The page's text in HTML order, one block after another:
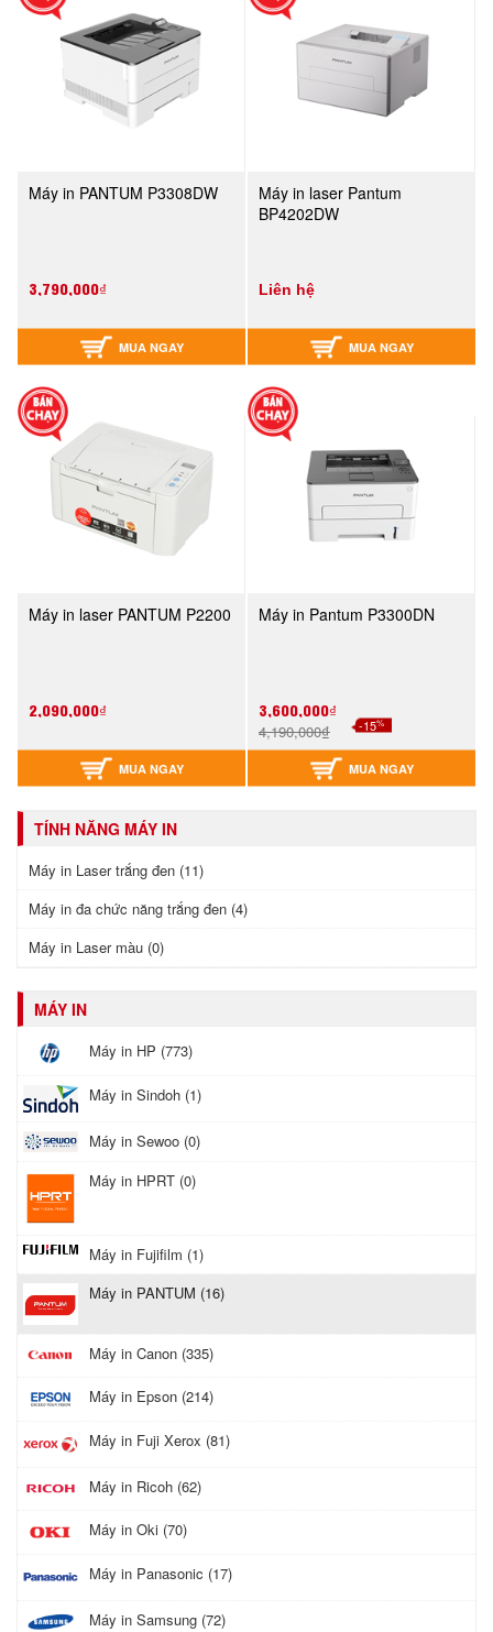
Máy in PANTUM P3308DW
3,790,000₫
MUA NGAY
Máy in laser Pantum
BP4202DW
Liên hệ
MUA NGAY
Máy in laser PANTUM P2200
2,090,000₫
MUA NGAY
Máy in Pantum P3300DN
3,600,000₫
4,190,000₫ -15%
MUA NGAY
TÍNH NĂNG MÁY IN
Máy in Laser trắng đen (11)
Máy in đa chức năng trắng đen (4)
Máy in Laser màu (0)
MÁY IN
Máy in HP (773)
Máy in Sindoh (1)
Máy in Sewoo (0)
Máy in HPRT (0)
Máy in Fujifilm (1)
Máy in PANTUM (16)
Máy in Canon (335)
Máy in Epson (214)
Máy in Fuji Xerox (81)
Máy in Ricoh (62)
Máy in Oki (70)
Máy in Panasonic (17)
Máy in Samsung (72)